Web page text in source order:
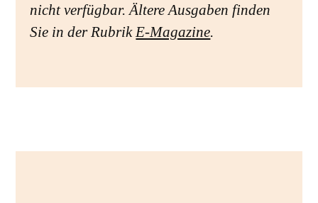
nicht verfügbar. Ältere Ausgaben finden
Sie in der Rubrik E-Magazine.